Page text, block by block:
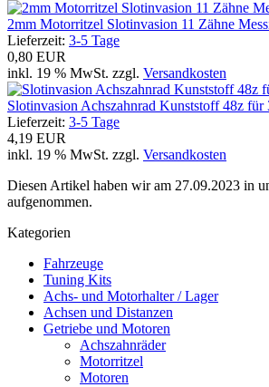
2mm Motorritzel Slotinvasion 11 Zähne
Lieferzeit: 3-5 Tage
0,80 EUR
inkl. 19 % MwSt. zzgl. Versandkosten
Slotinvasion Achszahnrad Kunststoff 48z für
Lieferzeit: 3-5 Tage
4,19 EUR
inkl. 19 % MwSt. zzgl. Versandkosten
Diesen Artikel haben wir am 27.09.2023 in
aufgenommen.
Kategorien
Fahrzeuge
Tuning Kits
Achs- und Motorhalter / Lager
Achsen und Distanzen
Getriebe und Motoren
Achszahnräder
Motorritzel
Motoren